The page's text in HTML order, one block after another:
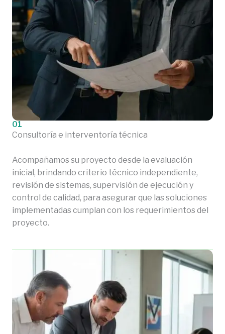
01
Consultoría e interventoría técnica
Acompañamos su proyecto desde la evaluación
inicial, brindando criterio técnico independiente,
revisión de sistemas, supervisión de ejecución y
control de calidad, para asegurar que las soluciones
implementadas cumplan con los requerimientos del
proyecto.